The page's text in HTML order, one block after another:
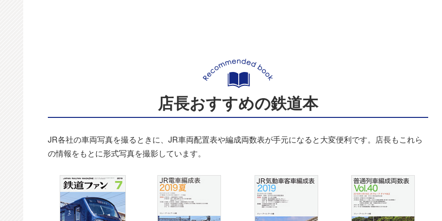
店長おすすめの鉄道本
JR各社の車両写真を撮るときに、JR車両配置表や編成両数表が手元になると大変便利です。店長もこれら
の情報をもとに形式写真を撮影しています。